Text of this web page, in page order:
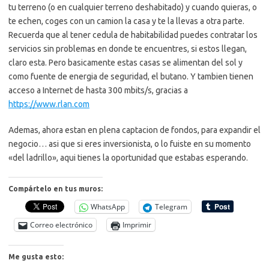
tu terreno (o en cualquier terreno deshabitado) y cuando quieras, o
te echen, coges con un camion la casa y te la llevas a otra parte.
Recuerda que al tener cedula de habitabilidad puedes contratar los
servicios sin problemas en donde te encuentres, si estos llegan,
claro esta. Pero basicamente estas casas se alimentan del sol y
como fuente de energia de seguridad, el butano. Y tambien tienen
acceso a Internet de hasta 300 mbits/s, gracias a
https://www.rlan.com
Ademas, ahora estan en plena captacion de fondos, para expandir el
negocio… asi que si eres inversionista, o lo fuiste en su momento
«del ladrillo», aqui tienes la oportunidad que estabas esperando.
Compártelo en tus muros:
WhatsApp
Telegram
Correo electrónico
Imprimir
Me gusta esto: